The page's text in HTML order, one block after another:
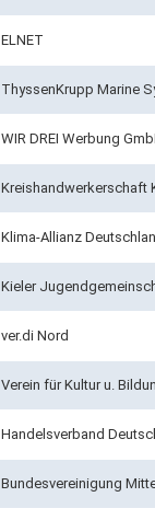
ELNET
ThyssenKrupp Marine
WIR DREI Werbung
Kreishandwerkerschaft
Klima-Allianz
Kieler
ver.di Nord
Verein für Kultur u.
Handelsverband
Bundesvereinigung